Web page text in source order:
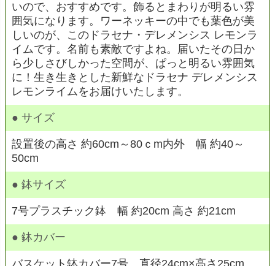
いので、おすすめです。飾るとまわりが明るい雰
囲気になります。ワーネッキーの中でも葉色が美
しいのが、このドラセナ・デレメンシス レモンラ
イムです。名前も素敵ですよね。届いたその日か
ら少しさびしかった空間が、ぱっと明るい雰囲気
に！生き生きとした新鮮なドラセナ デレメンシス
レモンライムをお届けいたします。
● サイズ
設置後の高さ 約60cm～80ｃm内外 幅 約40～
50cm
● 鉢サイズ
7号プラスチック鉢 幅 約20cm 高さ 約21cm
● 鉢カバー